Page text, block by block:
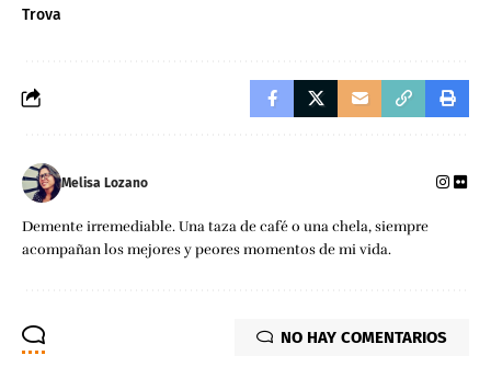
Trova
Melisa Lozano
Demente irremediable. Una taza de café o una chela, siempre
acompañan los mejores y peores momentos de mi vida.
NO HAY COMENTARIOS